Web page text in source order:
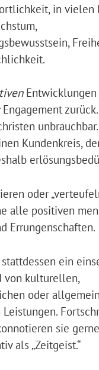
in vielen
Entwicklungen
Engagement
Kundenkreis,
oder
alle positiven
Errungenschaften.
ein
von kulturellen,
oder allgemein
sie
als „Zeitgeist.“